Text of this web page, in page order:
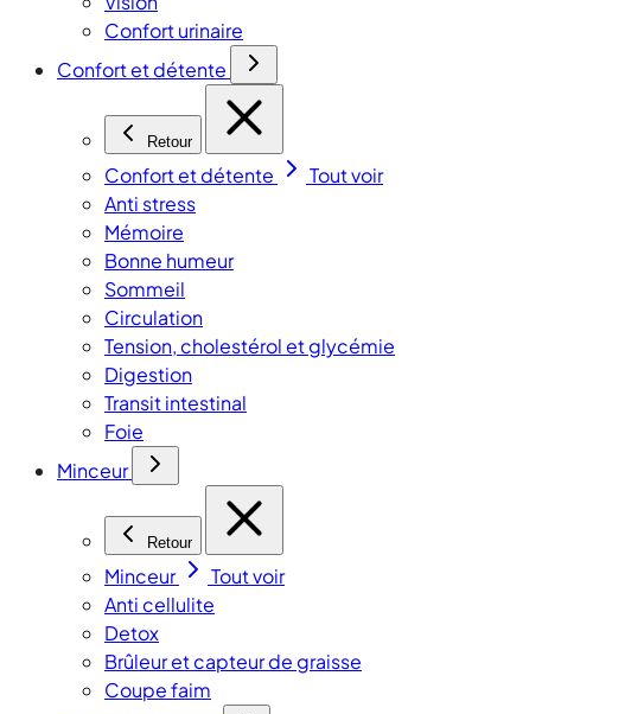
Confort urinaire
Confort et détente
Retour
Confort et détente
Tout voir
Anti stress
Mémoire
Bonne humeur
Sommeil
Circulation
Tension, cholestérol et glycémie
Digestion
Transit intestinal
Foie
Minceur
Retour
Minceur
Tout voir
Anti cellulite
Detox
Brûleur et capteur de graisse
Coupe faim